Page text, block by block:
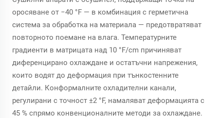
оросяване от −40 °F — в комбинация с герметична
система за обработка на материала — предотвратяват
повторното поемане на влага. Температурните
градиенти в матрицата над 10 °F/cm причиняват
диференцирано охлаждане и остатъчни напрежения,
които водят до деформация при тънкостенните
детайли. Конформалните охладителни канали,
регулирани с точност ±2 °F, намаляват деформацията с
45 % спрямо конвенционалните методи за охлаждане.